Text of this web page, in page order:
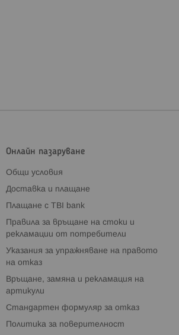
Онлайн пазаруване
Общи условия
Доставка и плащане
Плащане с TBI bank
Правила за връщане на стоки и
рекламации от потребители
Указания за упражняване на правото
на отказ
Връщане, замяна и рекламация на
артикули
Стандартен формуляр за отказ
Политика за поверителност